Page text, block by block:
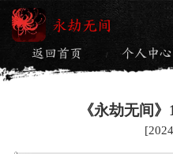
永劫无间
返回首页 / 个人中心
《永劫无间